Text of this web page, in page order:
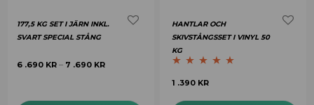
177,5 KG SET I JÄRN INKL.
SVART SPECIAL STÅNG
6 .690 KR – 7 .690 KR
HANTLAR OCH
SKIVSTÅNGSSET I VINYL 50
KG
Betygsatt
1 .390 KR